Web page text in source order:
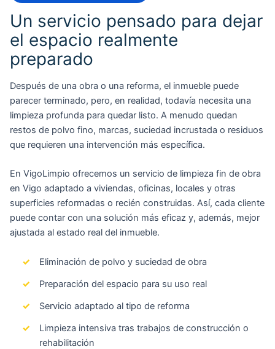
Un servicio pensado para dejar
el espacio realmente
preparado
Después de una obra o una reforma, el inmueble puede
parecer terminado, pero, en realidad, todavía necesita una
limpieza profunda para quedar listo. A menudo quedan
restos de polvo fino, marcas, suciedad incrustada o residuos
que requieren una intervención más específica.
En VigoLimpio ofrecemos un servicio de limpieza fin de obra
en Vigo adaptado a viviendas, oficinas, locales y otras
superficies reformadas o recién construidas. Así, cada cliente
puede contar con una solución más eficaz y, además, mejor
ajustada al estado real del inmueble.
Eliminación de polvo y suciedad de obra
Preparación del espacio para su uso real
Servicio adaptado al tipo de reforma
Limpieza intensiva tras trabajos de construcción o
rehabilitación